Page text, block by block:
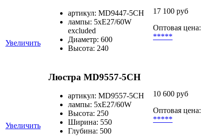
Увеличить
артикул: MD9447-5CH
лампы: 5хE27/60W
excluded
Диаметр: 600
Высота: 240
17 100 руб
Оптовая цена:
*****
Увеличить
Люстра MD9557-5CH
артикул: MD9557-5CH
лампы: 5хЕ27/60W
Высота: 250
Ширина: 550
Глубина: 500
10 600 руб
Оптовая цена:
*****